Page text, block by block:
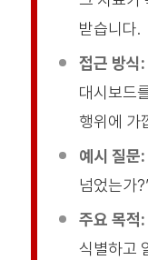
받습니다.
접근 방식:
대시보드
행위에 가
예시 질
넘었는가
주요 목적:
식별하고